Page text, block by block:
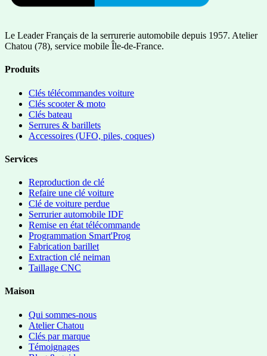
Le Leader Français de la serrurerie automobile depuis 1957. Atelier
Chatou (78), service mobile Île-de-France.
Produits
Clés télécommandes voiture
Clés scooter & moto
Clés bateau
Serrures & barillets
Accessoires (UFO, piles, coques)
Services
Reproduction de clé
Refaire une clé voiture
Clé de voiture perdue
Serrurier automobile IDF
Remise en état télécommande
Programmation Smart'Prog
Fabrication barillet
Extraction clé neiman
Taillage CNC
Maison
Qui sommes-nous
Atelier Chatou
Clés par marque
Témoignages